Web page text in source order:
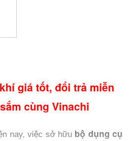
giá tốt, đổi trả miễn
cùng Vinachi
nay, việc sở hữu bộ dụng cụ